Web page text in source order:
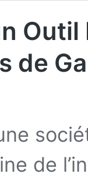
Outil
de
de